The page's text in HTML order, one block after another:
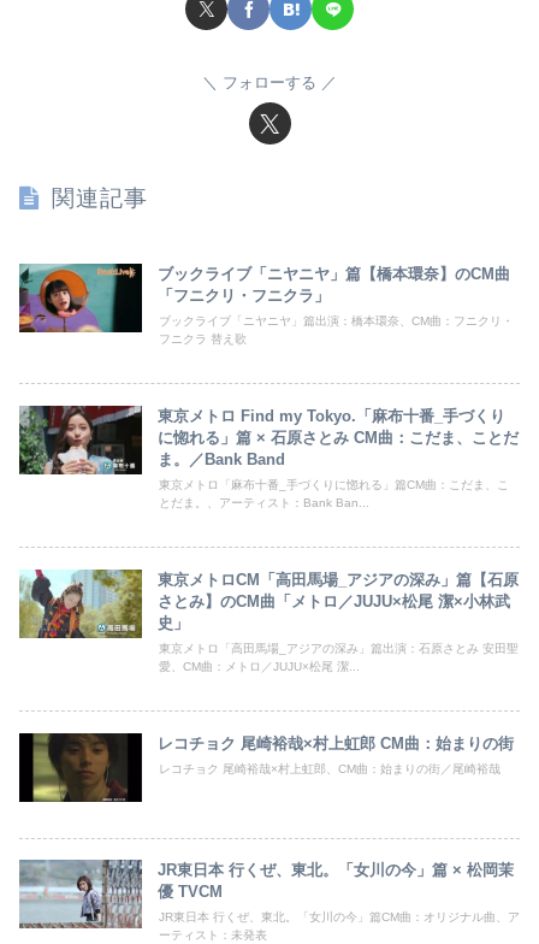
フォローする
関連記事
ブックライブ「ニヤニヤ」篇【橋本環奈】のCM曲
「フニクリ・フニクラ」
ブックライブ「ニヤニヤ」篇出演：橋本環奈、CM曲：フニクリ・
フニクラ 替え歌
東京メトロ Find my Tokyo.「麻布十番_手づくり
に惚れる」篇 × 石原さとみ CM曲：こだま、ことだ
ま。／Bank Band
東京メトロ「麻布十番_手づくりに惚れる」篇CM曲：こだま、こ
とだま。、アーティスト：Bank Ban...
東京メトロCM「高田馬場_アジアの深み」篇【石原
さとみ】のCM曲「メトロ／JUJU×松尾 潔×小林武
史」
東京メトロ「高田馬場_アジアの深み」篇出演：石原さとみ 安田聖
愛、CM曲：メトロ／JUJU×松尾 潔...
レコチョク 尾崎裕哉×村上虹郎 CM曲：始まりの街
レコチョク 尾崎裕哉×村上虹郎、CM曲：始まりの街／尾崎裕哉
JR東日本 行くぜ、東北。「女川の今」篇 × 松岡茉
優 TVCM
JR東日本 行くぜ、東北。「女川の今」篇CM曲：オリジナル曲、ア
ーティスト：未発表